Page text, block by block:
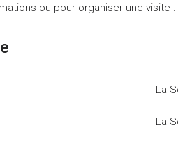
ou pour organiser une visite
La
La